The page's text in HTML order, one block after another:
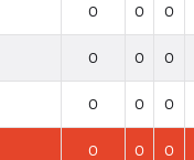
0 0 0
0 0 0
0 0 0
0 0 0